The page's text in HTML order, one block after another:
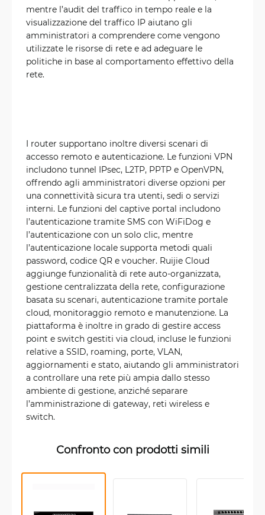
mentre l’audit del traffico in tempo reale e la
visualizzazione del traffico IP aiutano gli
amministratori a comprendere come vengono
utilizzate le risorse di rete e ad adeguare le
politiche in base al comportamento effettivo della
rete.
I router supportano inoltre diversi scenari di
accesso remoto e autenticazione. Le funzioni VPN
includono tunnel IPsec, L2TP, PPTP e OpenVPN,
offrendo agli amministratori diverse opzioni per
una connettività sicura tra utenti, sedi o servizi
interni. Le funzioni del captive portal includono
l’autenticazione tramite SMS con WiFiDog e
l’autenticazione con un solo clic, mentre
l’autenticazione locale supporta metodi quali
password, codice QR e voucher. Ruijie Cloud
aggiunge funzionalità di rete auto-organizzata,
gestione centralizzata della rete, configurazione
basata su scenari, autenticazione tramite portale
cloud, monitoraggio remoto e manutenzione. La
piattaforma è inoltre in grado di gestire access
point e switch gestiti via cloud, incluse le funzioni
relative a SSID, roaming, porte, VLAN,
aggiornamenti e stato, aiutando gli amministratori
a controllare una rete più ampia dallo stesso
ambiente di gestione, anziché separare
l’amministrazione di gateway, reti wireless e
switch.
Confronto con prodotti simili